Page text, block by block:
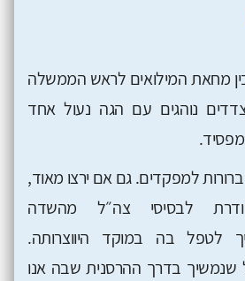
מחאת המילואים לראש הממשלה
נוהגים עם הגה נעול אחד
ברורות למפקדים. גם אם ירצו מאוד,
לבסיסי צה״ל מהשדה
לטפל בה במוקד היווצרותה.
שנמשיך בדרך ההרסנית שבה אנו